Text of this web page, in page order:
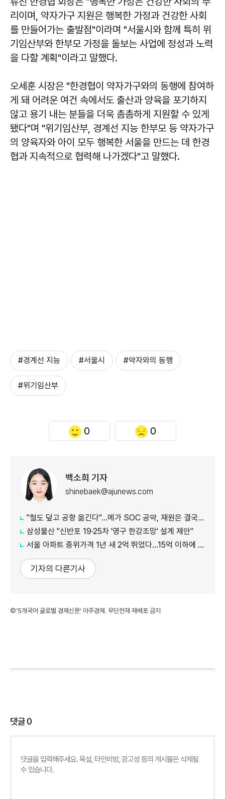
리이며, 약자가구 지원은 행복한 가정과 건강한 사회
를 만들어가는 출발점"이라며 "서울시와 함께 특히 위
기임산부와 한부모 가정을 돌보는 사업에 정성과 노력
을 다할 계획"이라고 말했다.
오세훈 시장은 "한경협이 약자가구와의 동행에 참여하
게 돼 어려운 여건 속에서도 출산과 양육을 포기하지
않고 용기 내는 분들을 더욱 촘촘하게 지원할 수 있게
됐다"며 "위기임산부, 경계선 지능 한부모 등 약자가구
의 양육자와 아이 모두 행복한 서울을 만드는 데 한경
협과 지속적으로 협력해 나가겠다"고 말했다.
#경계선 지능 #서울시 #약자와의 동행
#위기임산부
0 0
백소희 기자
shinebaek@ajunews.com
"철도 덮고 공항 옮긴다"…메가 SOC 공약, 재원은 결국 '땅'
삼성물산 "신반포 19·25차 '영구 한강조망' 설계 제안"
서울 아파트 중위가격 1년 새 2억 뛰었다…15억 이하에 실수요 몰려
기자의 다른기사
©'5개국어 글로벌 경제신문' 아주경제. 무단전재·재배포 금지
댓글0